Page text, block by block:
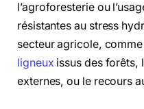
l’agroforesterie ou
résistantes au stress
secteur agricole,
ligneux issus des forêts,
externes, ou le recours